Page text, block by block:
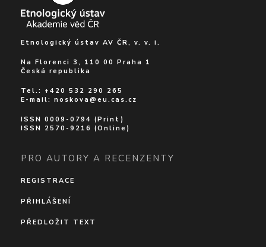
Etnologický ústav AV ČR, v. v. i.
Na Florenci 3, 110 00 Praha 1
Česká republika
Tel.: +420 532 290 265
E-mail: noskova@eu.cas.cz
ISSN 0009-0794 (Print)
ISSN 2570-9216 (Online)
PRO AUTORY A RECENZENTY
REGISTRACE
PŘIHLÁŠENÍ
PŘEDLOŽIT TEXT